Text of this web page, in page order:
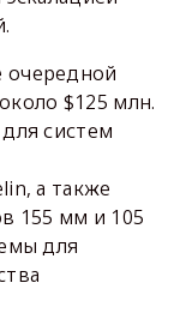
$125 млн.
систем
а также
155 мм и 105
для